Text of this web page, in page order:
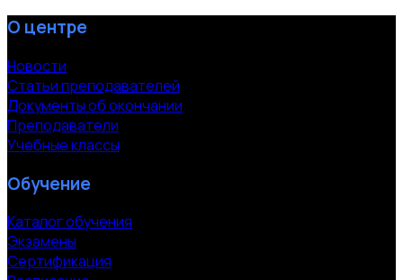
О центре
Новости
Статьи преподавателей
Документы об окончании
Преподаватели
Учебные классы
Обучение
Каталог обучения
Экзамены
Сертификация